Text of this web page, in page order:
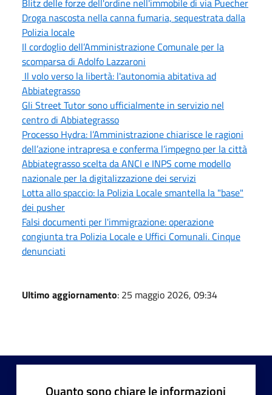
Droga nascosta nella canna fumaria, sequestrata dalla
Polizia locale
Il cordoglio dell’Amministrazione Comunale per la
scomparsa di Adolfo Lazzaroni
Il volo verso la libertà: l'autonomia abitativa ad
Abbiategrasso
Gli Street Tutor sono ufficialmente in servizio nel
centro di Abbiategrasso
Processo Hydra: l’Amministrazione chiarisce le ragioni
dell’azione intrapresa e conferma l’impegno per la città
Abbiategrasso scelta da ANCI e INPS come modello
nazionale per la digitalizzazione dei servizi
Lotta allo spaccio: la Polizia Locale smantella la "base"
dei pusher
Falsi documenti per l'immigrazione: operazione
congiunta tra Polizia Locale e Uffici Comunali. Cinque
denunciati
Ultimo aggiornamento: 25 maggio 2026, 09:34
Quanto sono chiare le informazioni